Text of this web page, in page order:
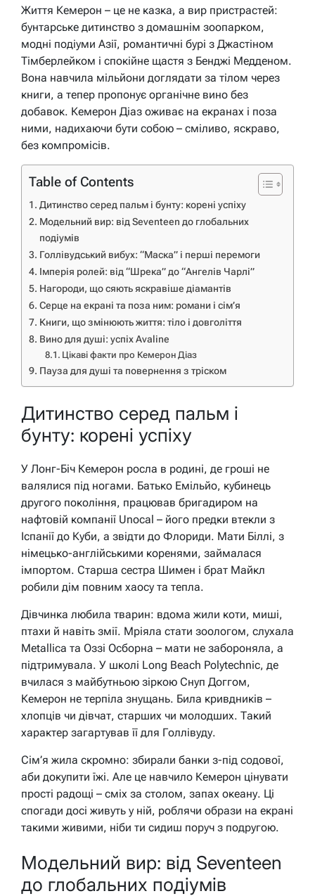
Життя Кемерон – це не казка, а вир пристрастей:
бунтарське дитинство з домашнім зоопарком,
модні подіуми Азії, романтичні бурі з Джастіном
Тімберлейком і спокійне щастя з Бенджі Медденом.
Вона навчила мільйони доглядати за тілом через
книги, а тепер пропонує органічне вино без
добавок. Кемерон Діаз оживає на екранах і поза
ними, надихаючи бути собою – сміливо, яскраво,
без компромісів.
Table of Contents
Дитинство серед пальм і бунту: корені успіху
Модельний вир: від Seventeen до глобальних
подіумів
Голлівудський вибух: “Маска” і перші перемоги
Імперія ролей: від “Шрека” до “Ангелів Чарлі”
Нагороди, що сяють яскравіше діамантів
Серце на екрані та поза ним: романи і сім’я
Книги, що змінюють життя: тіло і довголіття
Вино для душі: успіх Avaline
Цікаві факти про Кемерон Діаз
Пауза для душі та повернення з тріском
Дитинство серед пальм і
бунту: корені успіху
У Лонг-Біч Кемерон росла в родині, де гроші не
валялися під ногами. Батько Емільйо, кубинець
другого покоління, працював бригадиром на
нафтовій компанії Unocal – його предки втекли з
Іспанії до Куби, а звідти до Флориди. Мати Біллі, з
німецько-англійськими коренями, займалася
імпортом. Старша сестра Шимен і брат Майкл
робили дім повним хаосу та тепла.
Дівчинка любила тварин: вдома жили коти, миші,
птахи й навіть змії. Мріяла стати зоологом, слухала
Metallica та Оззі Осборна – мати не забороняла, а
підтримувала. У школі Long Beach Polytechnic, де
вчилася з майбутньою зіркою Снуп Доггом,
Кемерон не терпіла знущань. Била кривдників –
хлопців чи дівчат, старших чи молодших. Такий
характер загартував її для Голлівуду.
Сім’я жила скромно: збирали банки з-під содової,
аби докупити їжі. Але це навчило Кемерон цінувати
прості радощі – сміх за столом, запах океану. Ці
спогади досі живуть у ній, роблячи образи на екрані
такими живими, ніби ти сидиш поруч з подругою.
Модельний вир: від Seventeen
до глобальних подіумів